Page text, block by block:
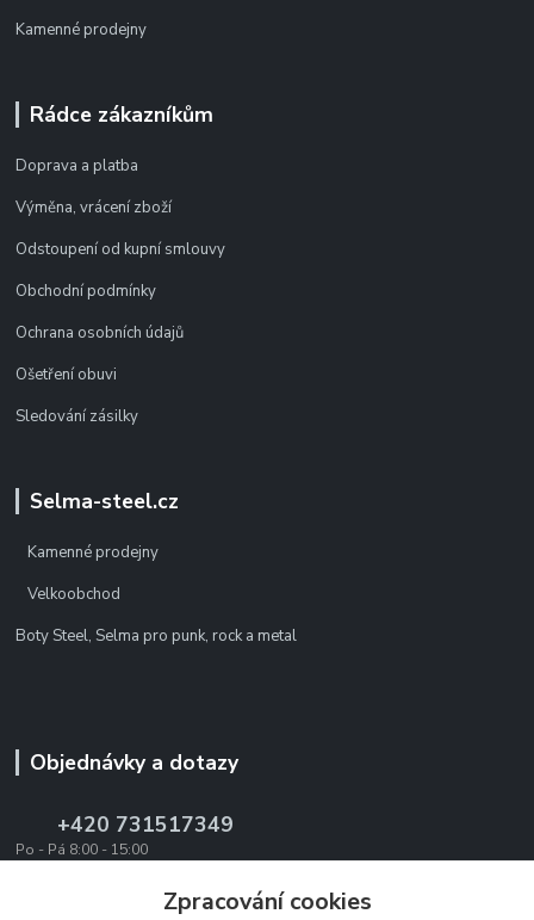
Kamenné prodejny
Rádce zákazníkům
Doprava a platba
Výměna, vrácení zboží
Odstoupení od kupní smlouvy
Obchodní podmínky
Ochrana osobních údajů
Ošetření obuvi
Sledování zásilky
Selma-steel.cz
Kamenné prodejny
Velkoobchod
Boty Steel, Selma pro punk, rock a metal
Objednávky a dotazy
+420 731517349
Po - Pá 8:00 - 15:00
office@texevo.czZpracování cookies